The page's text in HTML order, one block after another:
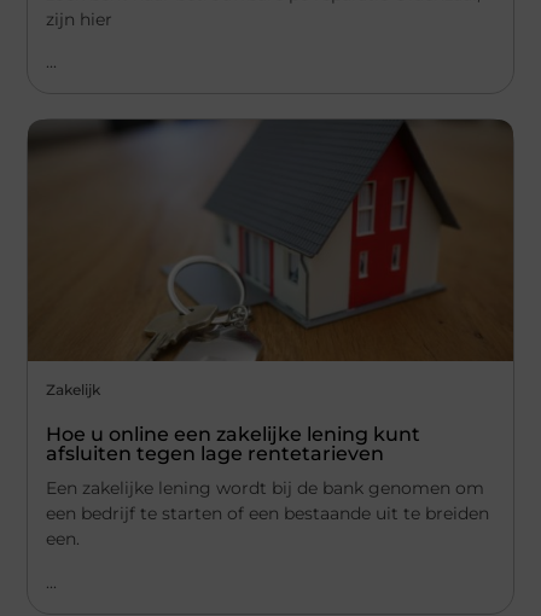
zijn hier
...
Zakelijk
Hoe u online een zakelijke lening kunt
afsluiten tegen lage rentetarieven
Een zakelijke lening wordt bij de bank genomen om
een bedrijf te starten of een bestaande uit te breiden
een.
...